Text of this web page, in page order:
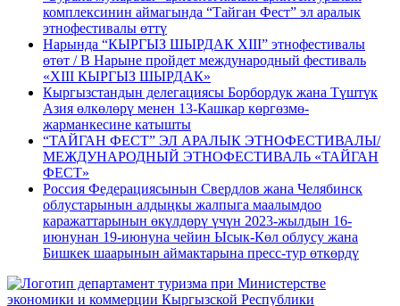
комплексинин аймагында “Тайган Фест” эл аралык
этнофестивалы өттү
Нарында “КЫРГЫЗ ШЫРДАК XIII” этнофестивалы
өтөт / В Нарыне пройдет международный фестиваль
«XIII КЫРГЫЗ ШЫРДАК»
Кыргызстандын делегациясы Борбордук жана Түштүк
Азия өлкөлөрү менен 13-Кашкар көргөзмө-
жарманкесине катышты
“ТАЙГАН ФЕСТ” ЭЛ АРАЛЫК ЭТНОФЕСТИВАЛЫ/
МЕЖДУНАРОДНЫЙ ЭТНОФЕСТИВАЛЬ «ТАЙГАН
ФЕСТ»
Россия Федерациясынын Свердлов жана Челябинск
облустарынын алдыңкы жалпыга маалымдоо
каражаттарынын өкүлдөрү үчүн 2023-жылдын 16-
июнунан 19-июнуна чейин Ысык-Көл облусу жана
Бишкек шаарынын аймактарына пресс-тур өткөрдү